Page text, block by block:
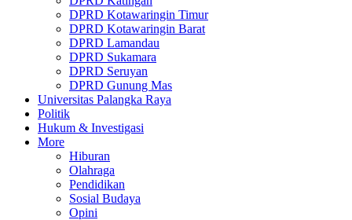
DPRD Kotawaringin Timur
DPRD Kotawaringin Barat
DPRD Lamandau
DPRD Sukamara
DPRD Seruyan
DPRD Gunung Mas
Universitas Palangka Raya
Politik
Hukum & Investigasi
More
Hiburan
Olahraga
Pendidikan
Sosial Budaya
Opini